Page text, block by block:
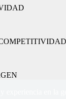
COMPETITIVIDAD